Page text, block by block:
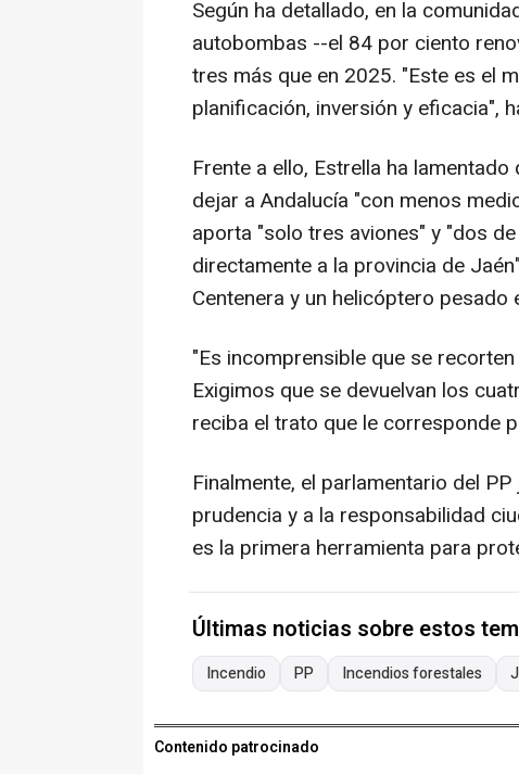
Según ha detallado, en la
autobombas --el 84 por ciento
tres más que en 2025. "Este es el
planificación, inversión y eficacia",
Frente a ello, Estrella ha
dejar a Andalucía "con menos
aporta "solo tres aviones" y "dos
directamente a la provincia de
Centenera y un helicóptero pesado
"Es incomprensible que se
Exigimos que se devuelvan los
reciba el trato que le corresponde
Finalmente, el parlamentario del
prudencia y a la responsabilidad
es la primera herramienta para
Últimas noticias sobre estos
Incendio PP Incendios forestales
Contenido patrocinado